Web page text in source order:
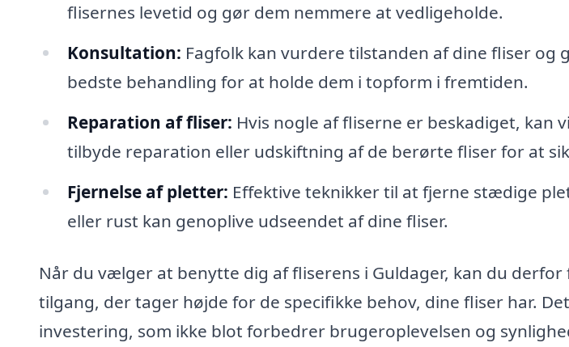
flisernes levetid og gør dem nemmere at vedligeholde.
Konsultation: Fagfolk kan vurdere tilstanden af dine fliser og
bedste behandling for at holde dem i topform i fremtiden.
Reparation af fliser: Hvis nogle af fliserne er beskadiget, kan
tilbyde reparation eller udskiftning af de berørte fliser for at
Fjernelse af pletter: Effektive teknikker til at fjerne stædige
eller rust kan genoplive udseendet af dine fliser.
Når du vælger at benytte dig af fliserens i Guldager, kan du
tilgang, der tager højde for de specifikke behov, dine fliser har.
investering, som ikke blot forbedrer brugeroplevelsen og